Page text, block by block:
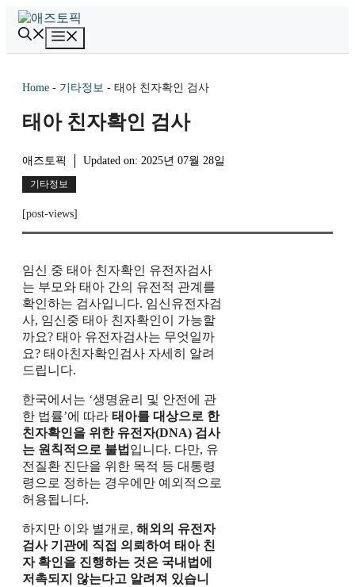
뉴
Home - 기타정보 - 태아 친자확인 검사
태아 친자확인 검사
애즈토픽 Updated on: 2025년 07월 28일
기타정보
[post-views]
임신 중 태아 친자확인 유전자검사
는 부모와 태아 간의 유전적 관계를
확인하는 검사입니다. 임신유전자검
사, 임신중 태아 친자확인이 가능할
까요? 태아 유전자검사는 무엇일까
요? 태아친자확인검사 자세히 알려
드립니다.
한국에서는 ‘생명윤리 및 안전에 관
한 법률’에 따라 태아를 대상으로 한
친자확인을 위한 유전자(DNA) 검사
는 원칙적으로 불법 입니다. 다만, 유
전질환 진단을 위한 목적 등 대통령
령으로 정하는 경우에만 예외적으로
허용됩니다.
하지만 이와 별개로, 해외의 유전자
검사 기관에 직접 의뢰하여 태아 친
자 확인을 진행하는 것은 국내법에
저촉되지 않는다고 알려져 있습니